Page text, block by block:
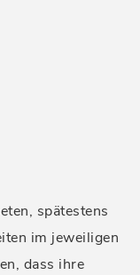
spätestens
im jeweiligen
dass ihre